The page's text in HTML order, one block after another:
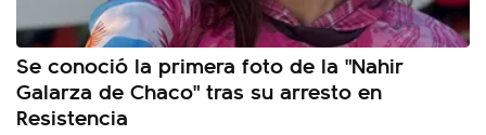
Se conoció la primera foto de la "Nahir
Galarza de Chaco" tras su arresto en
Resistencia